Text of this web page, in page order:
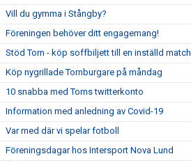
Vill du gymma i Stångby?
Föreningen behöver ditt engagemang!
Stöd Torn - köp soffbiljett till en inställd match
Köp nygrillade Tornburgare på måndag
10 snabba med Torns twitterkonto
Information med anledning av Covid-19
Var med där vi spelar fotboll
Föreningsdagar hos Intersport Nova Lund